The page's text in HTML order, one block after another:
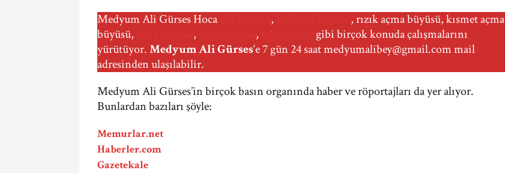
Medyum Ali Gürses Hoca ,
, rızık açma büyüsü, kısmet açma
büyüsü,
, ,
gibi birçok konuda çalışmalarını
yürütüyor.Medyum Ali Gürses‘e 7 gün 24 saatmedyumalibey@gmail.commail
adresinden ulaşılabilir.
Medyum Ali Gürses’in birçok basın organında haber ve röportajları da yer alıyor.
Bunlardan bazıları şöyle:
Memurlar.net
Haberler.com
Gazetekale